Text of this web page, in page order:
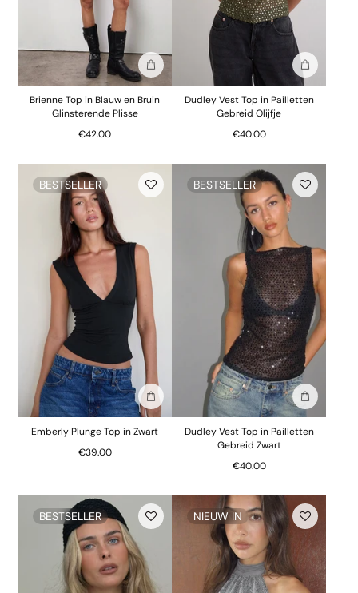
In winkelmand
Brienne Top in Blauw en Bruin
Glinsterende Plisse
€42.00
In
Dudley Vest Top in Pailletten
Gebreid Olijfje
€40.00
BESTSELLER
In winkelmand
Emberly Plunge Top in Zwart
€39.00
BESTSELLER
In
Dudley Vest Top in Pailletten
Gebreid Zwart
€40.00
BESTSELLER NIEUW IN